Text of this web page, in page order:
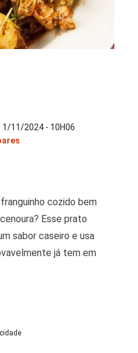
1/11/2024 - 10H06
cozido bem
Esse prato
sabor caseiro e usa
já tem em